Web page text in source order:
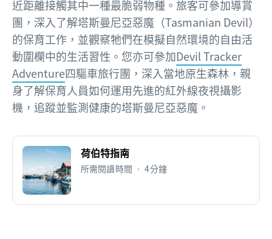
近距離接觸其中一種最脆弱物種。旅客可參加導賞
團，深入了解塔斯曼尼亞惡魔（Tasmanian Devil）
的保育工作，並觀察牠們在模擬自然環境的自由活
動圍欄中的生活習性。您亦可參加Devil Tracker
Adventure四驅車旅行團，深入當地原生森林，親
身了解保育人員如何運用先進的紅外線夜視攝影
機，追蹤並監測健康的塔斯曼尼亞惡魔。
荷伯特指南
所需閱讀時間 • 4分鐘